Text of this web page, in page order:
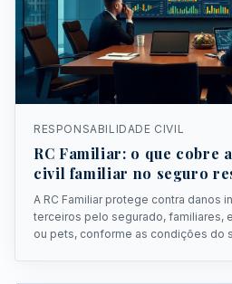
RESPONSABILIDADE CIVIL
RC Familiar: o que cobre
civil familiar no seguro
A RC Familiar protege contra danos
terceiros pelo segurado, familiares,
ou pets, conforme as condições do